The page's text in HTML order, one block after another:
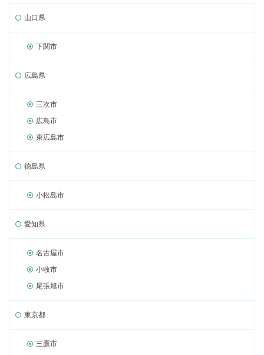
山口県
下関市
広島県
三次市
広島市
東広島市
徳島県
小松島市
愛知県
名古屋市
小牧市
尾張旭市
東京都
三鷹市